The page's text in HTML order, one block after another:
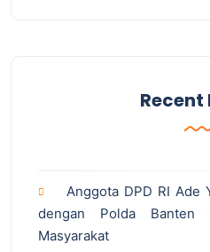
Recent
Anggota DPD RI Ade
dengan Polda Banten
Masyarakat